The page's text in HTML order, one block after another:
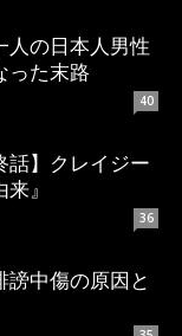
人の日本人男性
った末路
40
話】クレイジー
』
36
謗中傷の原因と